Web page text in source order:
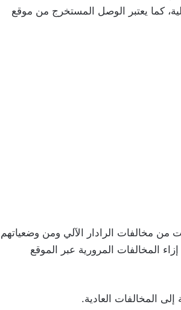
كما يعتبر الوصل المستخرج من موقع
من مخالفات الرادار الآلي ومن وضعياتهم
المخالفات المرورية عبر الموقع